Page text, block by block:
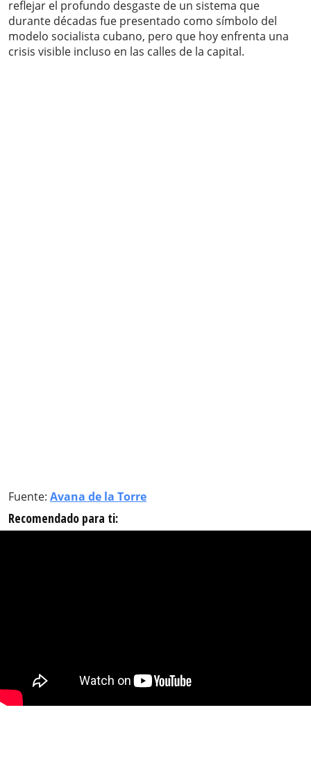
reflejar el profundo desgaste de un sistema que
durante décadas fue presentado como símbolo del
modelo socialista cubano, pero que hoy enfrenta una
crisis visible incluso en las calles de la capital.
Fuente: Avana de la Torre
Recomendado para ti: